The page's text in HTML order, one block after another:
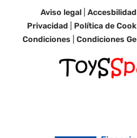
Aviso legal |Accesbilidad
Privacidad
Política de
Condiciones |Condiciones